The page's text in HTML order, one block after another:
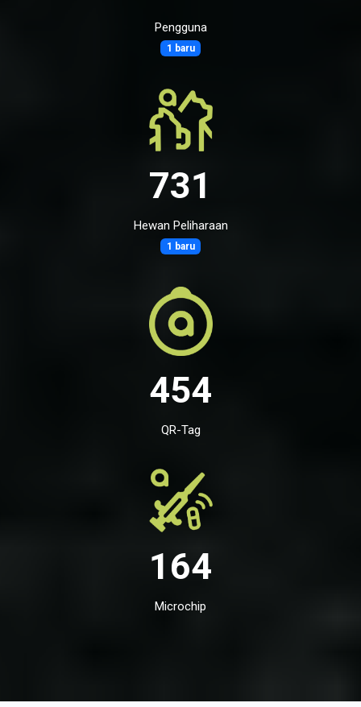
Pengguna
1 baru
731
Hewan Peliharaan
1 baru
454
QR-Tag
164
Microchip